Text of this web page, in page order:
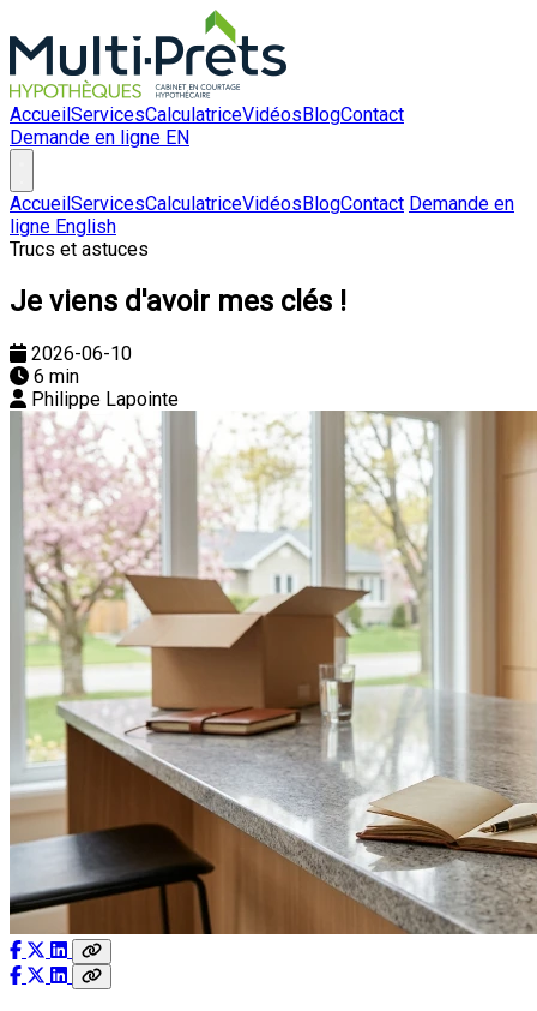
AccueilServicesCalculatriceVidéosBlogContact
Demande en ligne EN
AccueilServicesCalculatriceVidéosBlogContact Demande en
ligne English
Trucs et astuces
Je viens d'avoir mes clés !
2026-06-10
6 min
Philippe Lapointe